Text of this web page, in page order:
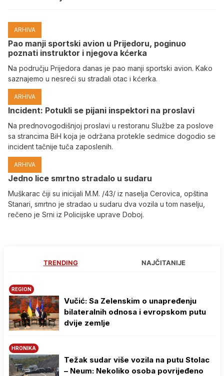
ARHIVA
Pao manji sportski avion u Prijedoru, poginuo
poznati instruktor i njegova kćerka
Na području Prijedora danas je pao manji sportski avion. Kako
saznajemo u nesreći su stradali otac i kćerka.
ARHIVA
Incident: Potukli se pijani inspektori na proslavi
Na prednovogodišnjoj proslavi u restoranu Službe za poslove
sa strancima BiH koja je održana protekle sedmice dogodio se
incident tačnije tuča zaposlenih.
ARHIVA
Јedno lice smrtno stradalo u sudaru
Muškarac čiji su inicijali M.M. /43/ iz naselja Cerovica, opština
Stanari, smrtno je stradao u sudaru dva vozila u tom naselju,
rečeno je Srni iz Policijske uprave Doboj.
TRENDING NAJČITANIJE
REGION
Vučić: Sa Zelenskim o unapređenju
bilateralnih odnosa i evropskom putu
dvije zemlje
HRONIKA
Težak sudar više vozila na putu Stolac
– Neum: Nekoliko osoba povrijeđeno